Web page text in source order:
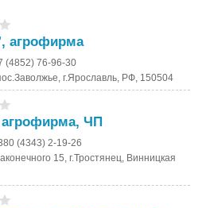
агрофирма
(4852) 76-96-30
г.Ярославль, РФ, 150504
ЧП
(4343) 2-19-26
15, г.Тростянец, Винницкая